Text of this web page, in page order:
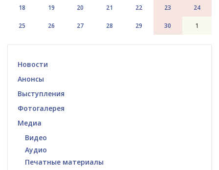
18 19 20 21 22 23 24
25 26 27 28 29 30 1
Новости
Анонсы
Выступления
Фотогалерея
Медиа
Видео
Аудио
Печатные материалы